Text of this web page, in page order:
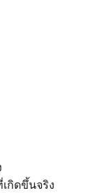
กิดขึ้นจริง